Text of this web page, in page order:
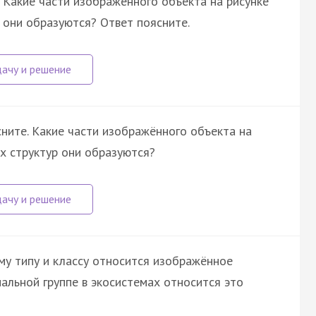
образуются? Ответ поясните.
Какие части изображённого объекта на
они образуются?
типу и классу относится изображённое
группе в экосистемах относится это